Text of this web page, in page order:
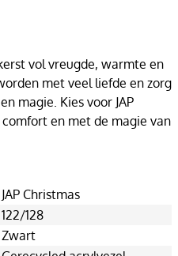
vol vreugde, warmte en
met veel liefde en zorg
magie. Kies voor JAP
en met de magie van
JAP Christmas
122/128
Zwart